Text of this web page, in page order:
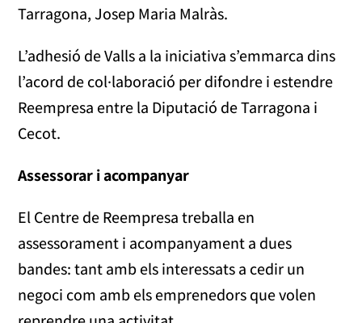
Tarragona, Josep Maria Malràs.
L’adhesió de Valls a la iniciativa s’emmarca dins
l’acord de col·laboració per difondre i estendre
Reempresa entre la Diputació de Tarragona i
Cecot.
Assessorar i acompanyar
El Centre de Reempresa treballa en
assessorament i acompanyament a dues
bandes: tant amb els interessats a cedir un
negoci com amb els emprenedors que volen